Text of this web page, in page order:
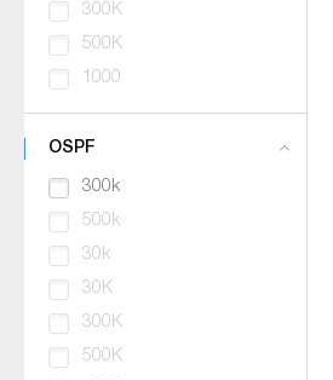
300K
500K
1000
OSPF
300k
500k
30k
30K
300K
500K